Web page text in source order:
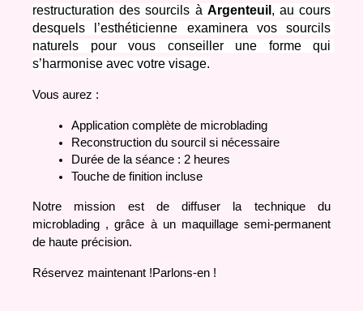
restructuration des sourcils à Argenteuil , au cours
desquels l’esthéticienne examinera vos sourcils
naturels pour vous conseiller une forme qui
s’harmonise avec votre visage.
Vous aurez :
Application complète de microblading
Reconstruction du sourcil si nécessaire
Durée de la séance : 2 heures
Touche de finition incluse
Notre mission est de diffuser la technique du
microblading , grâce à un maquillage semi-permanent
de haute précision.
Réservez maintenant !Parlons-en !